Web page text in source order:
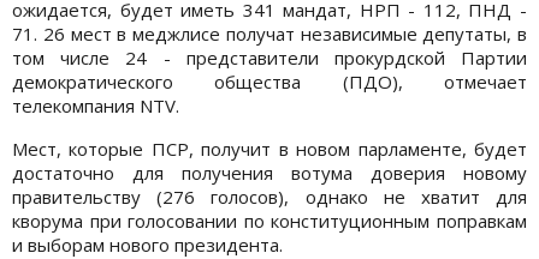
ожидается, будет иметь 341 мандат, НРП - 112, ПНД -
71. 26 мест в меджлисе получат независимые депутаты, в
том числе 24 - представители прокурдской Партии
демократического общества (ПДО), отмечает
телекомпания NTV.
Мест, которые ПСР, получит в новом парламенте, будет
достаточно для получения вотума доверия новому
правительству (276 голосов), однако не хватит для
кворума при голосовании по конституционным поправкам
и выборам нового президента.